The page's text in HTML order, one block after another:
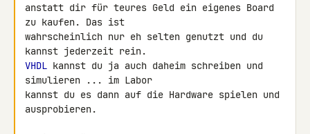
anstatt dir für teures Geld ein eigenes Board
zu kaufen. Das ist
wahrscheinlich nur eh selten genutzt und du
VHDL kannst du ja auch daheim schreiben und
simulieren ... im Labor
kannst du es dann auf die Hardware spielen und
ausprobieren.